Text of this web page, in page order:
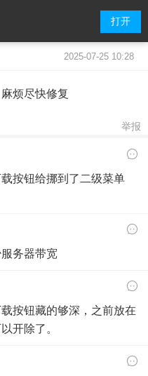
打开
2025-07-25 10:28
烦尽快修复
举报
按钮给挪到了二级菜单
务器带宽
按钮藏的够深，之前放在
开除了。